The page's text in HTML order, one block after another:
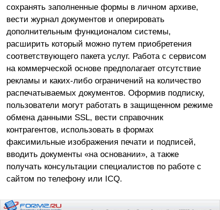
сохранять заполненные формы в личном архиве,
вести журнал документов и оперировать
дополнительным функционалом системы,
расширить который можно путем приобретения
соответствующего пакета услуг. Работа с сервисом
на коммерческой основе предполагает отсутствие
рекламы и каких-либо ограничений на количество
распечатываемых документов. Оформив подписку,
пользователи могут работать в защищенном режиме
обмена данными SSL, вести справочник
контрагентов, использовать в формах
факсимильные изображения печати и подписей,
вводить документы «на основании», а также
получать консультации специалистов по работе с
сайтом по телефону или ICQ.